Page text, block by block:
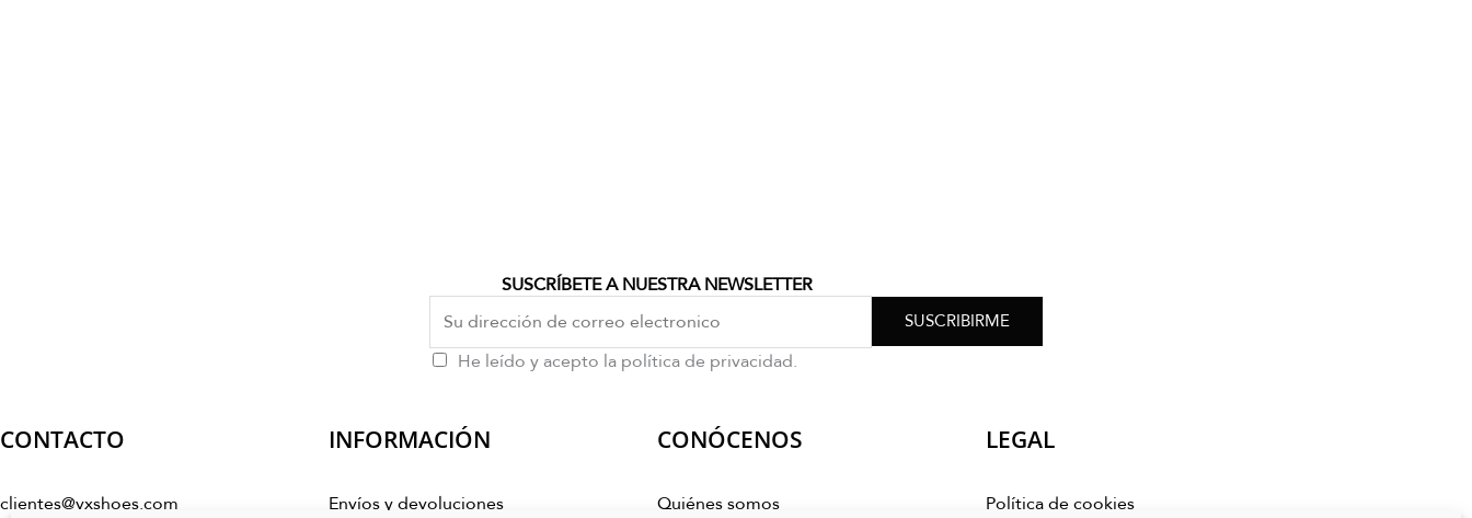
SUSCRÍBETE A NUESTRA NEWSLETTER
He leído y acepto la política de privacidad.
SUSCRIBIRME
CONTACTO
clientes@vxshoes.com
INFORMACIÓN
Envíos y devoluciones
CONÓCENOS
Quiénes somos
LEGAL
Política de cookies